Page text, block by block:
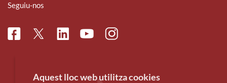
Seguiu-nos
FacebookTwitterLinkedinYoutubeInstagram
Aquest lloc web utilitza cookies